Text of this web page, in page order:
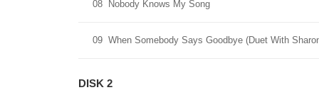
08 Nobody Knows My Song
09 When Somebody Says Goodbye (Duet With
DISK 2